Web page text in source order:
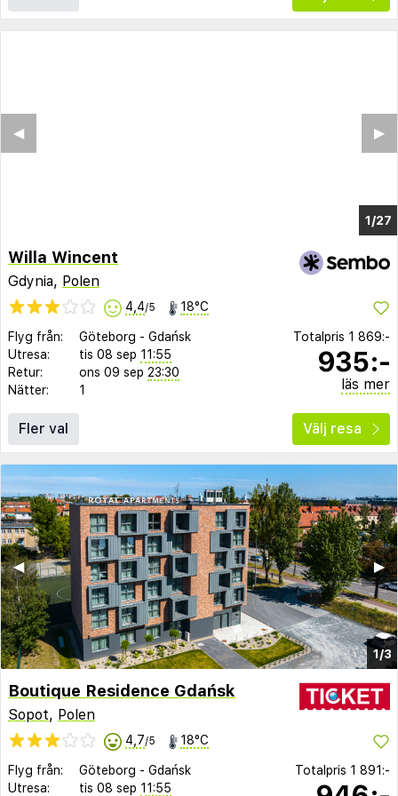
1/18
▶︎
◀︎
Willa Wincent
Gdynia, Polen
4,4/5 18°C
Flyg från: Göteborg - Gdańsk
Utresa:
tis 08 sep 11:55
Retur:
ons 09 sep 23:30
Nätter:
1
Totalpris 1 869:-
935:-
läs mer
Fler val Välj resa
1/3
▶︎
◀︎
Boutique Residence Gdańsk
Sopot, Polen
4,7/5 18°C
Flyg från: Göteborg - Gdańsk
Utresa:
tis 08 sep 11:55
Totalpris 1 891:-